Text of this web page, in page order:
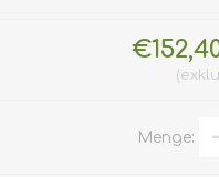
Menge: